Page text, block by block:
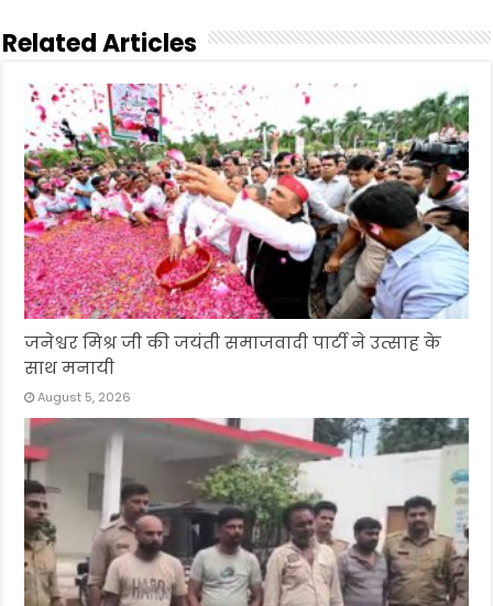
Related Articles
जनेश्वर मिश्र जी की जयंती समाजवादी पार्टी ने उत्साह के
साथ मनायी
August 5, 2026